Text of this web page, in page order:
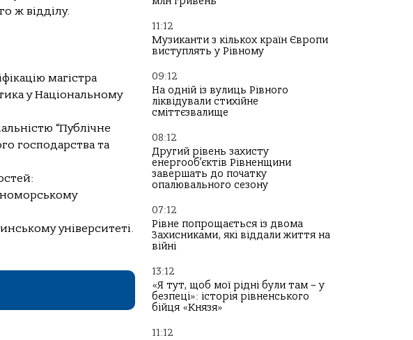
ж відділу.
магістра
у Національному
“Публічне
господарства та
університеті.
11:12
Музиканти з кількох країн Європи
виступлять у Рівному
09:12
На одній із вулиць Рівного
ліквідували стихійне
сміттєзвалище
08:12
Другий рівень захисту
енергооб’єктів Рівненщини
завершать до початку
опалювального сезону
07:12
Рівне попрощається із двома
Захисниками, які віддали життя на
війні
13:12
«Я тут, щоб мої рідні були там – у
безпеці»: історія рівненського
бійця «Князя»
11:12